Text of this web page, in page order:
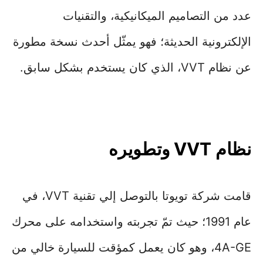
عدد من التصاميم الميكانيكية، والتقنيات
الإلكترونية الحديثة؛ فهو يمثّل أحدث نسخة مطورة
عن نظام VVT، الذي كان يستخدم بشكل سابق.
نظام VVT وتطويره
قامت شركة تويوتا بالتوصل إلي تقنية VVT، في
عام 1991؛ حيث تمّ تجربته واستخدامه على محرك
4A-GE، وهو كان يعمل كمؤقت للسيارة خالي من